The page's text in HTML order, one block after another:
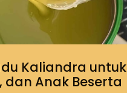
Kaliandra untuk
dan Anak Beserta